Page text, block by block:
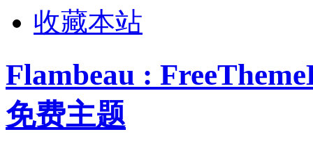
收藏本站
Flambeau :
免费主题